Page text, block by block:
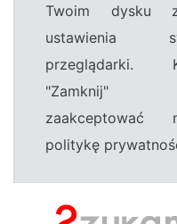
Twoim dysku
ustawienia
przeglądarki.
"Zamknij"
zaakceptować
politykę